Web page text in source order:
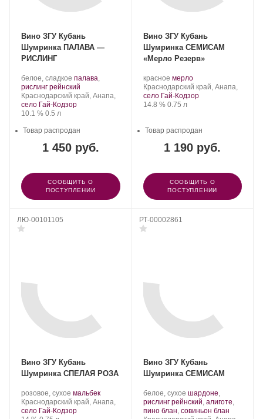
Вино ЗГУ Кубань
Шумринка ПАЛАВА —
РИСЛИНГ
Производитель:
Шумринка.
белое, сладкое .
Сорт
винограда:
палава,
рислинг рейнский
Регион:
Краснодарский край, Анапа,
село Гай-Кодзор
Крепость
10.1 %. Объем
0.5 л
1 450 руб.
Товар распродан
СООБЩИТЬ О
ПОСТУПЛЕНИИ
Вино ЗГУ Кубань
Шумринка СЕМИСАМ
«Мерло Резерв»
Производитель:
Шумринка.
красное .
Сорт
винограда:
мерло.
Регион:
Краснодарский край, Анапа,
село Гай-Кодзор
Крепость
14.8 %. Объем
0.75 л
1 190 руб.
Товар распродан
СООБЩИТЬ О
ПОСТУПЛЕНИИ
ЛЮ-00101105
Вино ЗГУ Кубань
Шумринка СПЕЛАЯ РОЗА
Производитель:
Шумринка.
розовое, сухое .
Сорт
винограда:
мальбек.
Регион:
Краснодарский край, Анапа,
село Гай-Кодзор
РТ-00002861
Вино ЗГУ Кубань
Шумринка СЕМИСАМ
Производитель:
Шумринка.
белое, сухое .
Сорт
винограда:
шардоне,
рислинг рейнский, алиготе,
пино блан, совиньон блан.